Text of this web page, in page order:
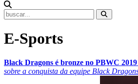
E-Sports
Black Dragons é bronze no PBWC 2019
sobre a conquista da equipe Black